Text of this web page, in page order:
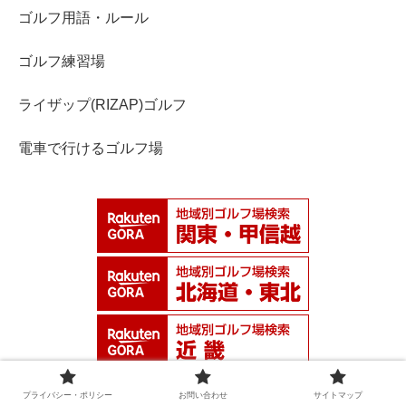
ゴルフ用語・ルール
ゴルフ練習場
ライザップ(RIZAP)ゴルフ
電車で行けるゴルフ場
プライバシー・ポリシー お問い合わせ サイトマップ